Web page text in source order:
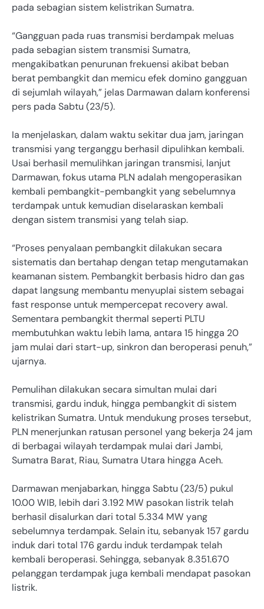
pada sebagian sistem kelistrikan Sumatra.
“Gangguan pada ruas transmisi berdampak meluas
pada sebagian sistem transmisi Sumatra,
mengakibatkan penurunan frekuensi akibat beban
berat pembangkit dan memicu efek domino gangguan
di sejumlah wilayah,” jelas Darmawan dalam konferensi
pers pada Sabtu (23/5).
Ia menjelaskan, dalam waktu sekitar dua jam, jaringan
transmisi yang terganggu berhasil dipulihkan kembali.
Usai berhasil memulihkan jaringan transmisi, lanjut
Darmawan, fokus utama PLN adalah mengoperasikan
kembali pembangkit-pembangkit yang sebelumnya
terdampak untuk kemudian diselaraskan kembali
dengan sistem transmisi yang telah siap.
“Proses penyalaan pembangkit dilakukan secara
sistematis dan bertahap dengan tetap mengutamakan
keamanan sistem. Pembangkit berbasis hidro dan gas
dapat langsung membantu menyuplai sistem sebagai
fast response untuk mempercepat recovery awal.
Sementara pembangkit thermal seperti PLTU
membutuhkan waktu lebih lama, antara 15 hingga 20
jam mulai dari start-up, sinkron dan beroperasi penuh,”
ujarnya.
Pemulihan dilakukan secara simultan mulai dari
transmisi, gardu induk, hingga pembangkit di sistem
kelistrikan Sumatra. Untuk mendukung proses tersebut,
PLN menerjunkan ratusan personel yang bekerja 24 jam
di berbagai wilayah terdampak mulai dari Jambi,
Sumatra Barat, Riau, Sumatra Utara hingga Aceh.
Darmawan menjabarkan, hingga Sabtu (23/5) pukul
10.00 WIB, lebih dari 3.192 MW pasokan listrik telah
berhasil disalurkan dari total 5.334 MW yang
sebelumnya terdampak. Selain itu, sebanyak 157 gardu
induk dari total 176 gardu induk terdampak telah
kembali beroperasi. Sehingga, sebanyak 8.351.670
pelanggan terdampak juga kembali mendapat pasokan
listrik.